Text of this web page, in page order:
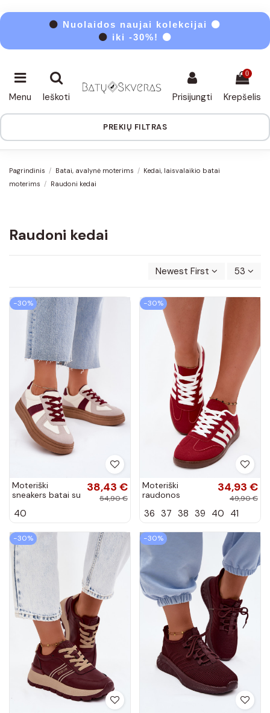
⚫ Nuolaidos naujai kolekcijai ⚫
⚫ iki -30%! ⚫
Menu Ieškoti Prisijungti
0
Krepšelis
PREKIŲ FILTRAS
Pagrindinis Batai, avalynė moterims
Kedai, laisvalaikio batai
moterims
Raudoni kedai
Raudoni kedai
Newest First 53
−30%
Moteriški
sneakers batai su
spalvos Dovina
38,43 €
54,90 €
40
−30%
Moteriški
raudonos
sportbačiai su
Chrissy
34,93 €
49,90 €
36 37 38 39 40 41
−30% −30%